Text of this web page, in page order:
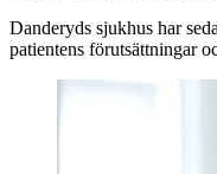
Danderyds sjukhus har
patientens förutsättningar